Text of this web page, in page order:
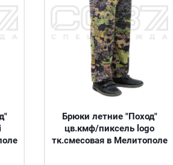
Брюки летние "Поход"
цв.кмф/пиксель logo
тк.смесовая в Мелитополе